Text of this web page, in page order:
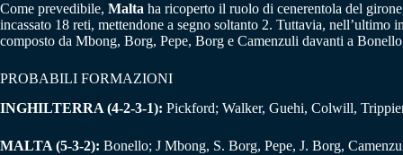
Come prevedibile, Malta ha ricoperto il ruolo di cenerentola del
incassato 18 reti, mettendone a segno soltanto 2. Tuttavia,
composto da Mbong, Borg, Pepe, Borg e Camenzuli davanti a
PROBABILI FORMAZIONI
INGHILTERRA (4-2-3-1): Pickford; Walker, Guehi, Colwill,
MALTA (5-3-2): Bonello; J Mbong, S. Borg, Pepe, J. Borg,